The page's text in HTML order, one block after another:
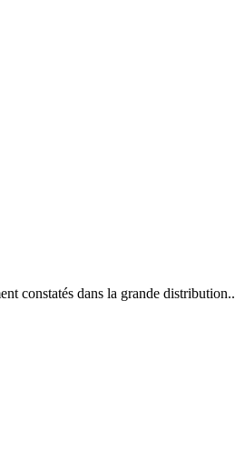
constatés dans la grande distribution..